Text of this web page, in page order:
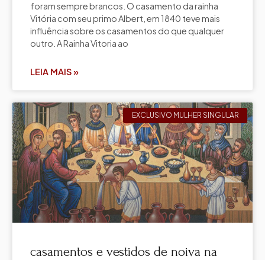
foram sempre brancos. O casamento da rainha
Vitória com seu primo Albert, em 1840 teve mais
influência sobre os casamentos do que qualquer
outro. A Rainha Vitoria ao
LEIA MAIS »
EXCLUSIVO MULHER SINGULAR
casamentos e vestidos de noiva na